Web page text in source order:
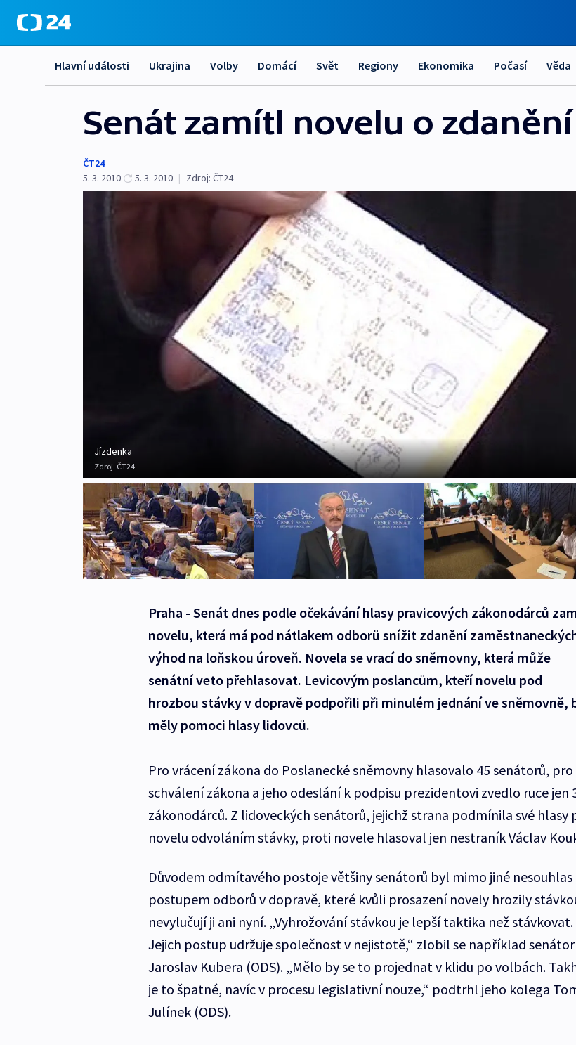
Hlavní události Ukrajina Volby Domácí Svět Regiony Ekonomika Počasí Věda
Senát zamítl novelu o
ČT24
5. 3. 2010
5. 3. 2010 | Zdroj: ČT24
Jízdenka
Zdroj: ČT24
Praha - Senát dnes podle očekávání hlasy pravicových zákonodárců
novelu, která má pod nátlakem odborů snížit zdanění
výhod na loňskou úroveň. Novela se vrací do sněmovny, která může
senátní veto přehlasovat. Levicovým poslancům, kteří novelu pod
hrozbou stávky v dopravě podpořili při minulém jednání ve sněmovně,
měly pomoci hlasy lidovců.
Pro vrácení zákona do Poslanecké sněmovny hlasovalo 45 senátorů, pro
schválení zákona a jeho odeslání k podpisu prezidentovi zvedlo ruce jen
zákonodárců. Z lidoveckých senátorů, jejichž strana podmínila své hlasy
novelu odvoláním stávky, proti novele hlasoval jen nestraník Václav
Důvodem odmítavého postoje většiny senátorů byl mimo jiné nesouhlas
postupem odborů v dopravě, které kvůli prosazení novely hrozily
nevylučují ji ani nyní. „Vyhrožování stávkou je lepší taktika než stávkovat.
Jejich postup udržuje společnost v nejistotě,“ zlobil se například senátor
Jaroslav Kubera (ODS). „Mělo by se to projednat v klidu po volbách.
je to špatné, navíc v procesu legislativní nouze,“ podtrhl jeho kolega
Julínek (ODS).